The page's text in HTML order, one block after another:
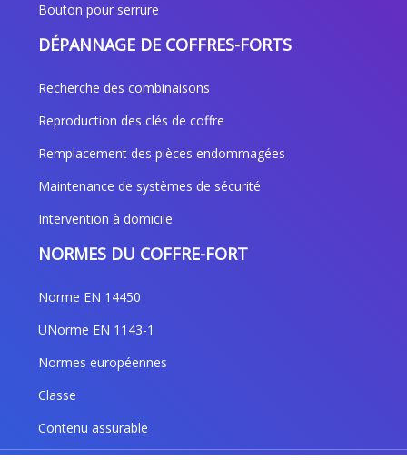
Bouton pour serrure
DÉPANNAGE DE COFFRES-FORTS
Recherche des combinaisons
Reproduction des clés de coffre
Remplacement des pièces endommagées
Maintenance de systèmes de sécurité
Intervention à domicile
NORMES DU COFFRE-FORT
Norme EN 14450
UNorme EN 1143-1
Normes européennes
Classe
Contenu assurable